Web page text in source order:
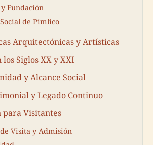
Fundación
de Pimlico
Arquitectónicas y Artísticas
Siglos XX y XXI
y Alcance Social
y Legado Continuo
Visitantes
Visita y Admisión